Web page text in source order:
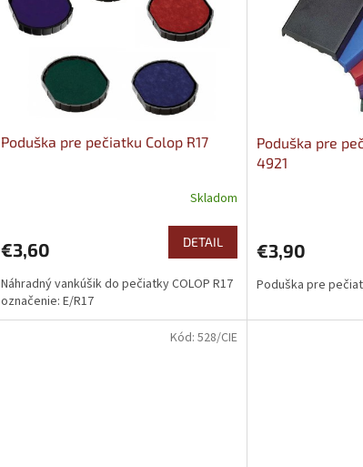
Poduška pre pečiatku Colop R17
Skladom
€3,60 DETAIL
Náhradný vankúšik do pečiatky COLOP R17
označenie: E/R17
Poduška pre
4921
€3,90
Poduška pre
Kód: 528/CIE